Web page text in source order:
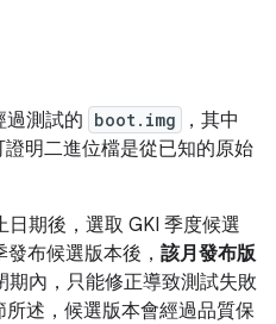
過測試的 boot.img
，其中
明二進位檔是從已知的原始
期後，選取 GKI 季度候選
布候選版本後， 該月發布版
期內，只能修正導致測試失敗
所述，候選版本會經過品質保